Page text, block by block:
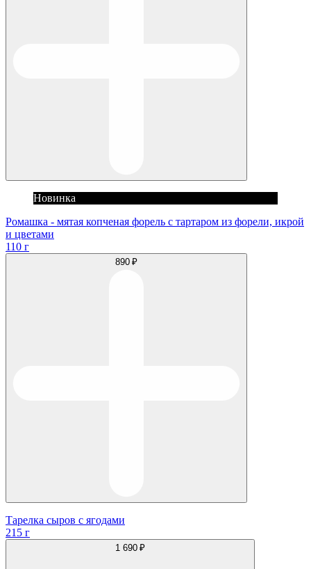
Новинка
Ромашка - мятая копченая форель с тартаром из форели, икрой
и цветами
110 г
890 ₽
Тарелка сыров с ягодами
215 г
1 690 ₽